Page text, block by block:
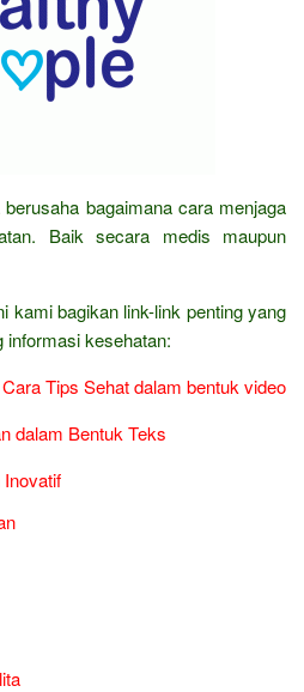
bagaimana cara menjaga
Baik secara medis maupun
kami bagikan link-link penting yang
informasi kesehatan:
Tips Sehat dalam bentuk video
dalam Bentuk Teks